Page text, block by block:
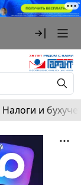
Налоги и